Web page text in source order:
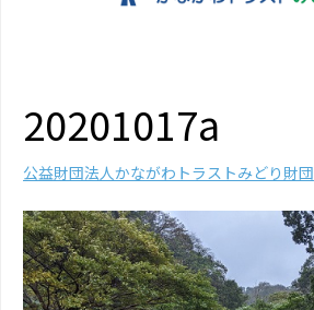
20201017a
公益財団法人かながわトラストみどり財団